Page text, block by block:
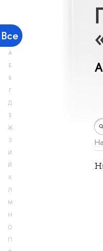
Все
А
Б
В
Г
Д
Е
Ж
З
И
Й
К
Л
М
Н
О
П